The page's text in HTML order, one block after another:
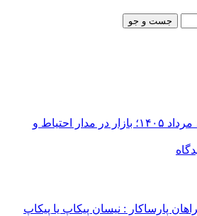
جست و جو
قیمت خودرو در ۱۴ مرداد ۱۴۰۵؛ بازار در مدار احتیاط و
پارساکار : نیسان پیکاپ یا پیکاپ